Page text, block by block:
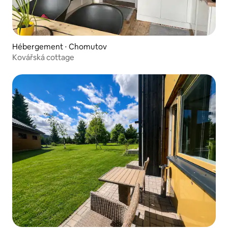
Hébergement ⋅ Chomutov
Kovářská cottage